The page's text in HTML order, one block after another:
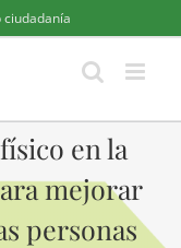
ciudadanía
en la
mejorar
personas